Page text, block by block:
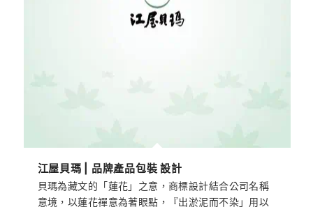
江屋貝瑪 | 品牌產品包裝 設計
貝瑪為藏文的「蓮花」之意，商標設計結合公司名稱
意境，以蓮花禪意為著眼點，『出淤泥而不染」用以